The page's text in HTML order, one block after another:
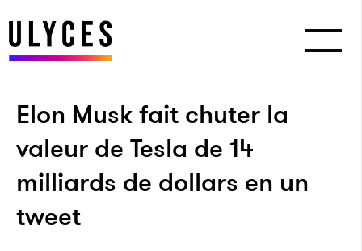
Elon Musk fait chuter la
valeur de Tesla de 14
milliards de dollars en un
tweet